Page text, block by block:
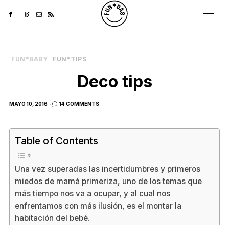
FUN*BABY FUN*TIPS
Deco tips
POSTED
MAYO 10, 2016 14 COMMENTS
Table of Contents
Una vez superadas las incertidumbres y primeros
miedos de mamá primeriza, uno de los temas que
más tiempo nos va a ocupar, y al cual nos
enfrentamos con más ilusión, es el montar la
habitación del bebé.